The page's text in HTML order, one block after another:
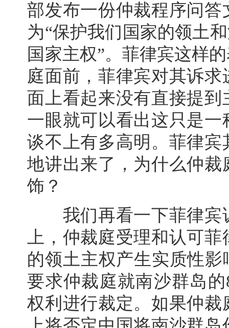
部发布一份仲裁程序问
为“保护我们国家的领土
国家主权”。菲律宾这样
庭面前，菲律宾对其诉
面上看起来没有直接提
一眼就可以看出这只是
谈不上有多高明。菲律
地讲出来了，为什么仲
饰？
我们再看一下菲律宾
上，仲裁庭受理和认可
的领土主权产生实质性
要求仲裁庭就南沙群岛
权利进行裁定。如果仲